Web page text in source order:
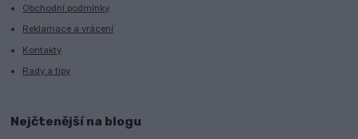
Obchodní podmínky
Reklamace a vrácení
Kontakty
Rady a tipy
Nejčtenější na blogu